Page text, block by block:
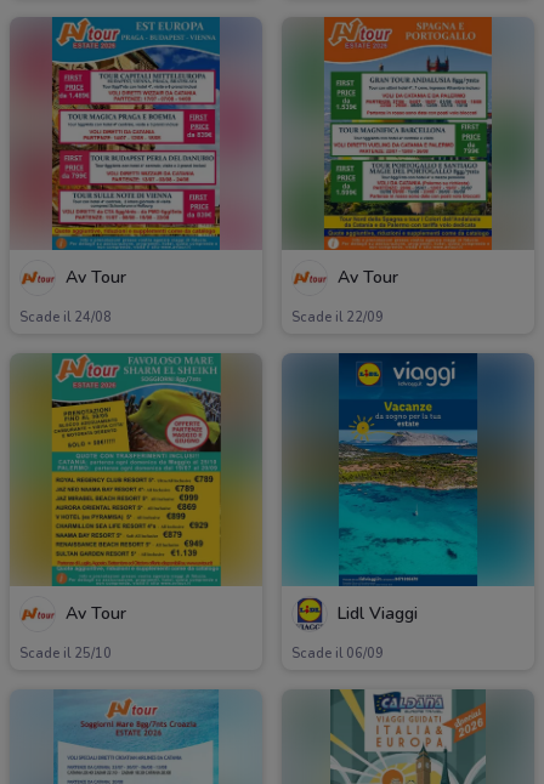
Av Tour
Scade il 24/08
Av Tour
Scade il 22/09
Av Tour
Scade il 25/10
Lidl Viaggi
Scade il 06/09